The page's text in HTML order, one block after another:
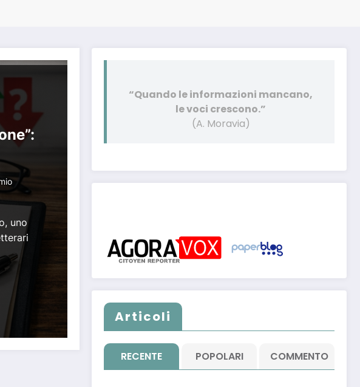
uno
“Quando le informazioni mancano,
le voci crescono.”
(A. Moravia)
Articoli
RECENTE POPOLARI COMMENTO